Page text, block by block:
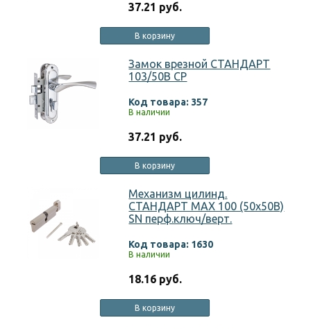
37.21 руб.
В корзину
Замок врезной СТАНДАРТ
103/50В СР
Код товара: 357
В наличии
37.21 руб.
В корзину
Механизм цилинд.
СТАНДАРТ MAX 100 (50х50В)
SN перф.ключ/верт.
Код товара: 1630
В наличии
18.16 руб.
В корзину